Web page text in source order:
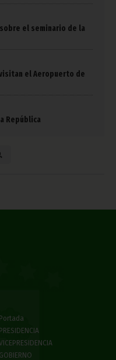
el seminario de la
el Aeropuerto de
República
Portada
PRESIDENCIA
GOBIERNO